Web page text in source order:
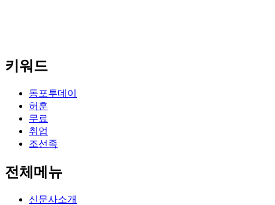
키워드
동포투데이
허훈
무료
취업
조선족
전체메뉴
신문사소개